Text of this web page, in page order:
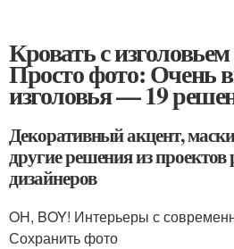
Кровать с
Просто фото: Очень
изголовья — 19
Декоративный акцент,
другие решения из проектов
дизайнеров
OH, BOY! Интерьеры с
Сохранить фото